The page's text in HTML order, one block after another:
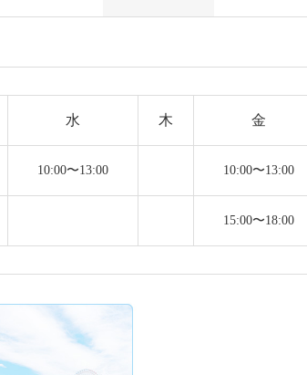
水 木 金
10:00〜13:00 10:00〜13:00
15:00〜18:00